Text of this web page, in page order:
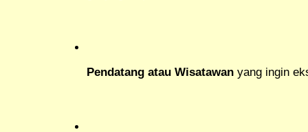
Pendatang atau Wisatawan yang ingin